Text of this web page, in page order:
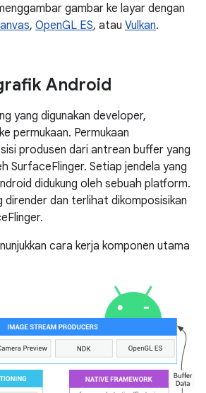
gambar ke layar dengan
, OpenGL ES, atau Vulkan.
Android
yang digunakan developer,
permukaan. Permukaan
produsen dari antrean buffer yang
SurfaceFlinger. Setiap jendela yang
didukung oleh sebuah platform.
dirender dan terlihat dikomposisikan
cara kerja komponen utama